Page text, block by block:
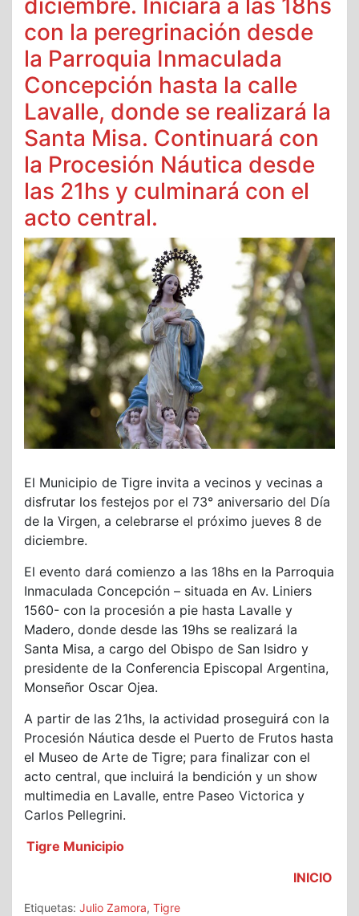
diciembre. Iniciará a las 18hs
con la peregrinación desde
la Parroquia Inmaculada
Concepción hasta la calle
Lavalle, donde se realizará la
Santa Misa. Continuará con
la Procesión Náutica desde
las 21hs y culminará con el
acto central.
El Municipio de Tigre invita a vecinos y vecinas a
disfrutar los festejos por el 73° aniversario del Día
de la Virgen, a celebrarse el próximo jueves 8 de
diciembre.
El evento dará comienzo a las 18hs en la Parroquia
Inmaculada Concepción – situada en Av. Liniers
1560- con la procesión a pie hasta Lavalle y
Madero, donde desde las 19hs se realizará la
Santa Misa, a cargo del Obispo de San Isidro y
presidente de la Conferencia Episcopal Argentina,
Monseñor Oscar Ojea.
A partir de las 21hs, la actividad proseguirá con la
Procesión Náutica desde el Puerto de Frutos hasta
el Museo de Arte de Tigre; para finalizar con el
acto central, que incluirá la bendición y un show
multimedia en Lavalle, entre Paseo Victorica y
Carlos Pellegrini.
Tigre Municipio
INICIO
Etiquetas: Julio Zamora, Tigre